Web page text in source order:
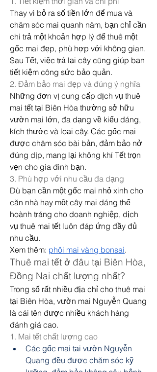
Thay vì bỏ ra số tiền lớn để mua và
chăm sóc mai quanh năm, bạn chỉ cần
chi trả một khoản hợp lý để thuê một
gốc mai đẹp, phù hợp với không gian.
Sau Tết, việc trả lại cây cũng giúp bạn
tiết kiệm công sức bảo quản.
2. Đảm bảo mai đẹp và đúng ý nghĩa
Những đơn vị cung cấp dịch vụ thuê
mai tết tại Biên Hòa thường sở hữu
vườn mai lớn, đa dạng về kiểu dáng,
kích thước và loại cây. Các gốc mai
được chăm sóc bài bản, đảm bảo nở
đúng dịp, mang lại không khí Tết trọn
vẹn cho gia đình bạn.
3. Phù hợp với nhu cầu đa dạng
Dù bạn cần một gốc mai nhỏ xinh cho
căn nhà hay một cây mai dáng thế
hoành tráng cho doanh nghiệp, dịch
vụ thuê mai tết luôn đáp ứng đầy đủ
nhu cầu.
Xem thêm: phôi mai vàng bonsai.
Thuê mai tết ở đâu tại Biên Hòa,
Đồng Nai chất lượng nhất?
Trong số rất nhiều địa chỉ cho thuê mai
tại Biên Hòa, vườn mai Nguyễn Quang
là cái tên được nhiều khách hàng
đánh giá cao.
1. Mai tết chất lượng cao
Các gốc mai tại vườn Nguyễn
Quang đều được chăm sóc kỹ